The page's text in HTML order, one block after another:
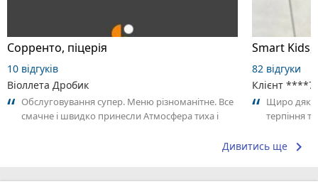
Сорренто, піцерія
10 відгуків
Віоллета Дробик
Обслуговування супер. Меню різноманітне. Все
смачне і швидко принесли Атмосфера тиха і
Smart Kids,
82 відгуки
Клієнт
Щиро
терпіння
Дивитись ще keyboard_arrow_right